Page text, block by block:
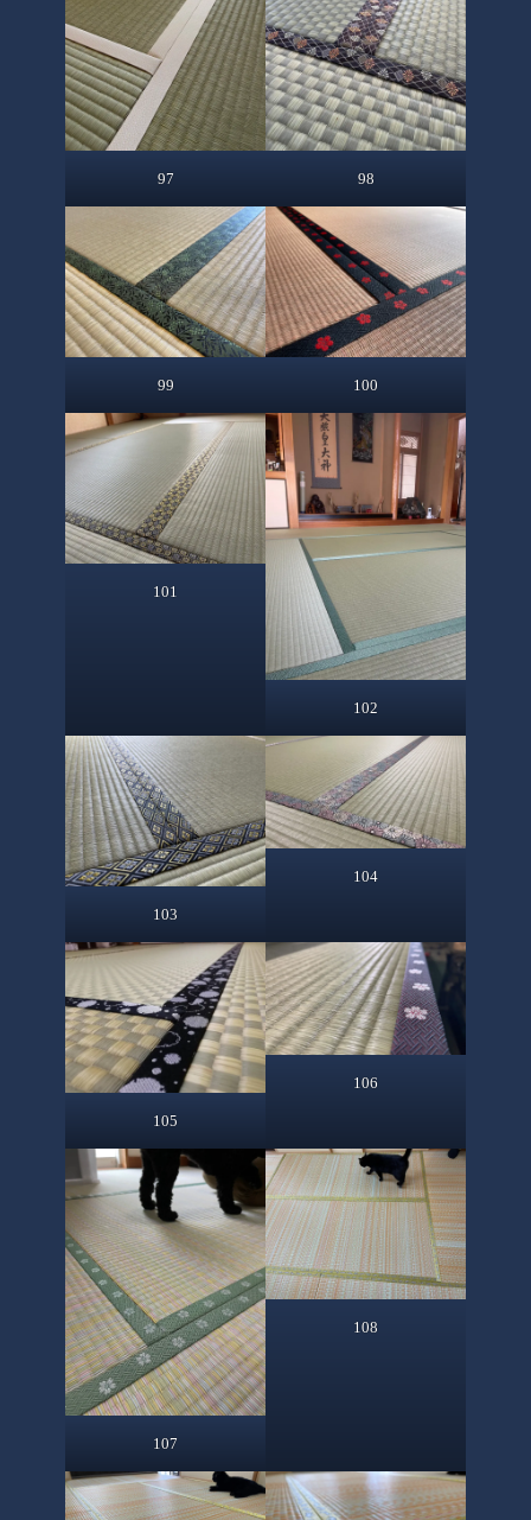
97 98
99 100
101
102
103
104
105
106
107
108